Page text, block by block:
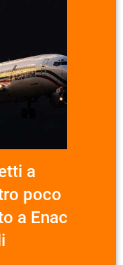
a
poco
a Enac